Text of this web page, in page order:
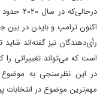
اکنون ترامپ و بایدن در بین
رأی‌دهندگان نیز گفته‌اند
است که می‌تواند تغییراتی را
در این نظرسنجی به موضوع
مهم‌ترین موضوع در انتخابات